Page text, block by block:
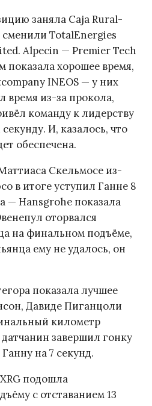
заняла Caja Rural-
сменили TotalEnergies
Alpecin — Premier Tech
показала хорошее время,
INEOS — у них
время из-за прокола,
команду к лидерству
И, казалось, что
обеспечена.
Скельмосе из-
в итоге уступил Ганне 8
— Hansgrohe показала
оторвался
на финальном подъёме,
ему не удалось, он
показала лучшее
Давиде Пиганцоли
километр
завершил гонку
на 7 секунд.
подошла
с отставанием 13